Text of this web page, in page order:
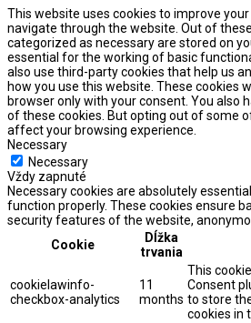
This website uses cookies to improve
navigate through the website. Out of
categorized as necessary are stored on
essential for the working of basic
also use third-party cookies that help us
how you use this website. These cookies
browser only with your consent. You also
of these cookies. But opting out of some
affect your browsing experience.
Necessary
Necessary
Vždy zapnuté
Necessary cookies are absolutely
function properly. These cookies ensure
security features of the website,
Cookie
Dĺžka
trvania
cookielawinfo-
checkbox-analytics
11
months
This
Consent
to store
cookies in